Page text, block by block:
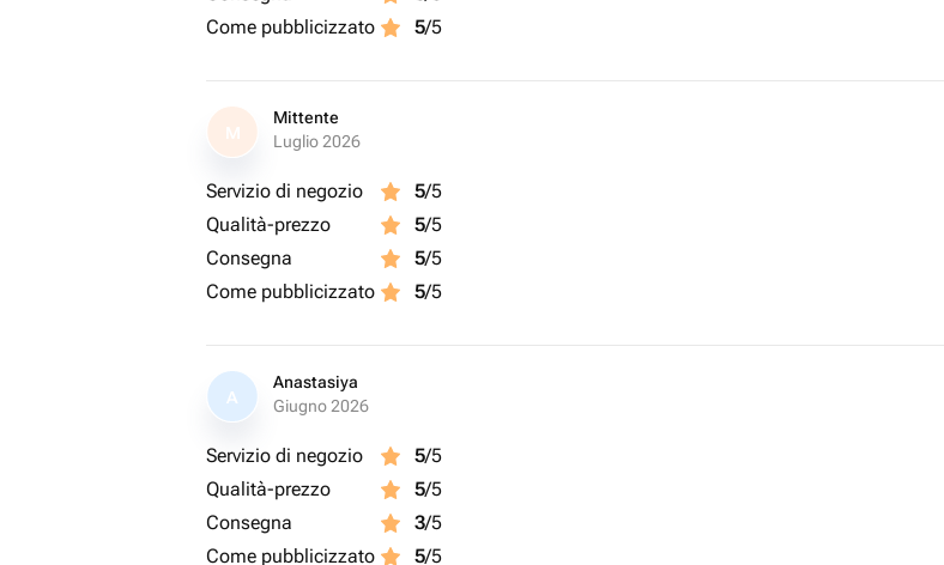
Come pubblicizzato
5/5
M
Mittente
Luglio 2026
Servizio di negozio 5/5
Qualità-prezzo
5/5
Consegna
5/5
Come pubblicizzato
5/5
A
Anastasiya
Giugno 2026
Servizio di negozio 5/5
Qualità-prezzo
5/5
Consegna
3/5
Come pubblicizzato
5/5